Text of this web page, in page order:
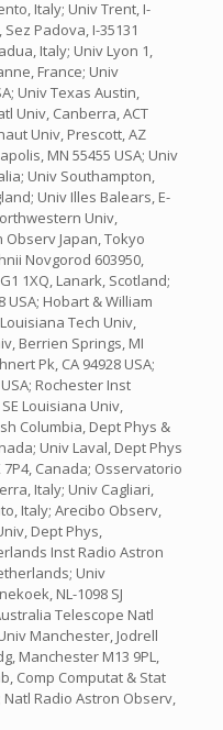
Italy; Univ Trent, I-
Padova, I-35131
Italy; Univ Lyon 1,
France; Univ
Univ Texas Austin,
Univ, Canberra, ACT
Univ, Prescott, AZ
MN 55455 USA; Univ
Univ Southampton,
Univ Illes Balears, E-
Univ,
Observ Japan, Tokyo
Novgorod 603950,
1XQ, Lanark, Scotland;
USA; Hobart & William
Tech Univ,
Berrien Springs, MI
Pk, CA 94928 USA;
Rochester Inst
Louisiana Univ,
Columbia, Dept Phys &
Univ Laval, Dept Phys
7P4, Canada; Osservatorio
Italy; Univ Cagliari,
Italy; Arecibo Observ,
Dept Phys,
Inst Radio Astron
Univ
NL-1098 SJ
Telescope Natl
Manchester, Jodrell
Manchester M13 9PL,
Comp Computat & Stat
Natl Radio Astron Observ,